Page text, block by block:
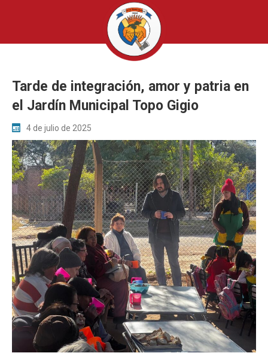
Tarde de integración, amor y patria en
el Jardín Municipal Topo Gigio
4 de julio de 2025